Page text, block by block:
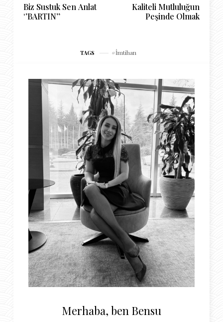
Biz Sustuk Sen Anlat
‘’BARTIN’’
Kaliteli Mutluluğun
Peşinde Olmak
TAGS İmtihan
Merhaba, ben Bensu